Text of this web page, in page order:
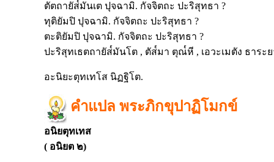
ตัตถายัส๎มันเต ปุจฉามิ. กัจจิตถะ ปะริสุทธา ?
ทุติยัมปิ ปุจฉามิ. กัจจิตถะ ปะริสุทธา ?
ตะติยัมปิ ปุจฉามิ. กัจจิตถะ ปะริสุทธา ?
ปะริสุทเธตถายัส๎มันโต , ตัส๎มา ตุณ๎หี , เอวะเมตัง ธาระ
อะนิยะตุทเทโส นิฏฐิโต.
คำแปล พระภิกขุปาฏิโมกข์
อนิยตุทเทส
( อนิยต ๒)